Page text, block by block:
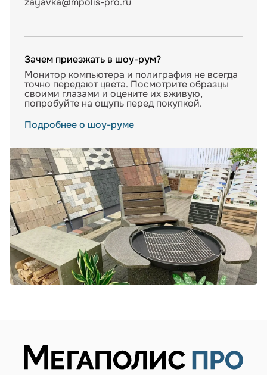
Зачем приезжать в шоу-рум?
Монитор компьютера и полиграфия не всегда
точно передают цвета. Посмотрите образцы
своими глазами и оцените их вживую,
попробуйте на ощупь перед покупкой.
Подробнее о шоу-руме